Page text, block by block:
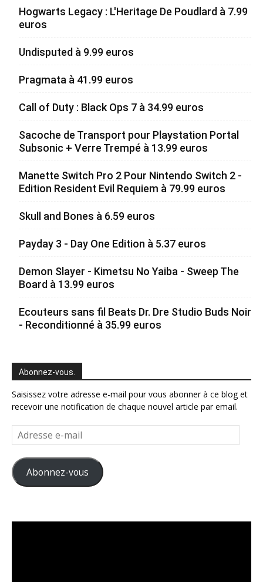
Hogwarts Legacy : L'Heritage De Poudlard à 7.99
euros
Undisputed à 9.99 euros
Pragmata à 41.99 euros
Call of Duty : Black Ops 7 à 34.99 euros
Sacoche de Transport pour Playstation Portal
Subsonic + Verre Trempé à 13.99 euros
Manette Switch Pro 2 Pour Nintendo Switch 2 -
Edition Resident Evil Requiem à 79.99 euros
Skull and Bones à 6.59 euros
Payday 3 - Day One Edition à 5.37 euros
Demon Slayer - Kimetsu No Yaiba - Sweep The
Board à 13.99 euros
Ecouteurs sans fil Beats Dr. Dre Studio Buds Noir
- Reconditionné à 35.99 euros
Abonnez-vous.
Saisissez votre adresse e-mail pour vous abonner à ce blog et
recevoir une notification de chaque nouvel article par email.
Adresse
e-
mail
Abonnez-vous